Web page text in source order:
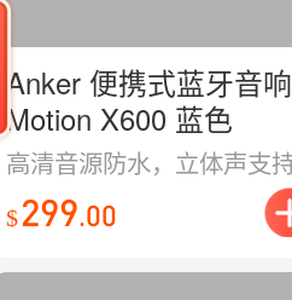
Anker 便携式蓝牙音响
Motion X600 蓝色
$299.00